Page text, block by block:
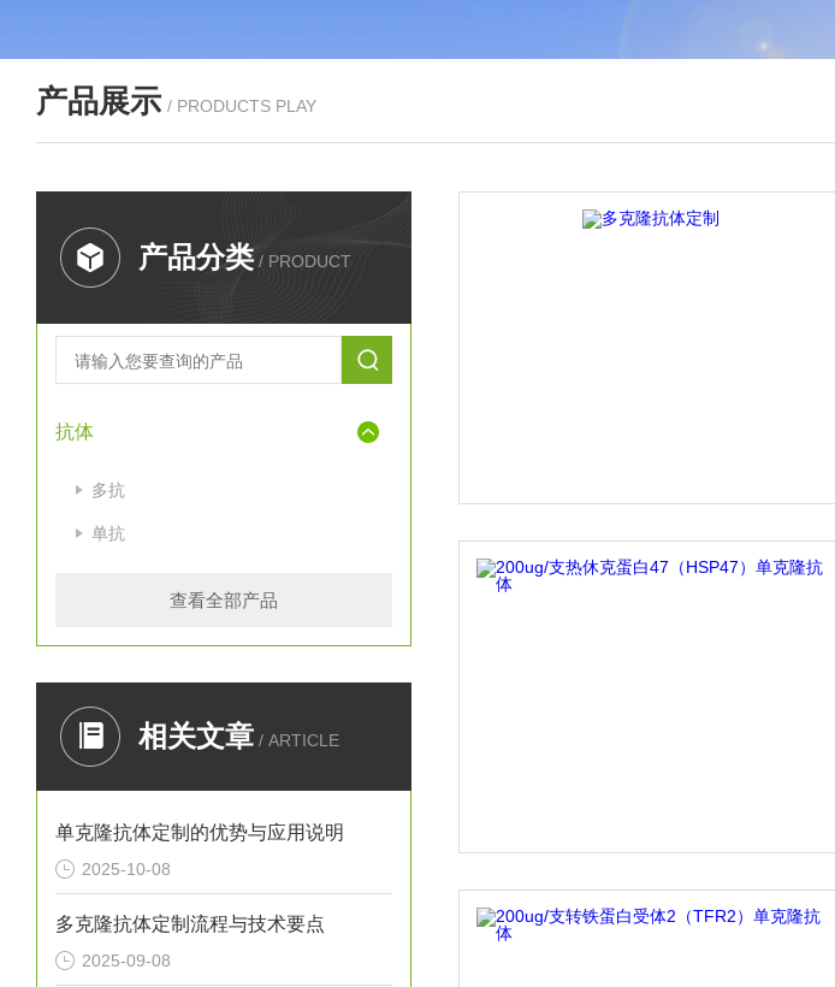
产品展示 / PRODUCTS PLAY
产品分类 / PRODUCT
抗体
多抗
单抗
查看全部产品
相关文章 / ARTICLE
单克隆抗体定制的优势与应用说明
2025-10-08
多克隆抗体定制流程与技术要点
2025-09-08